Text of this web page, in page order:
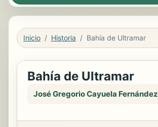
Inicio Historia Bahía de Ultramar
Bahía de Ultramar
José Gregorio Cayuela Fernández